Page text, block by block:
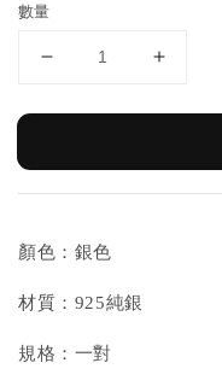
數量
顏色：銀色
材質：925純銀
規格：一對